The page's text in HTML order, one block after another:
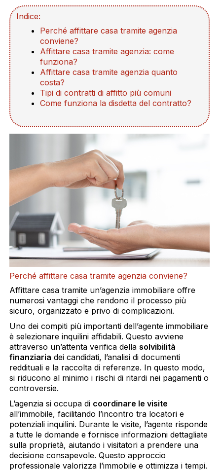
Indice:
Perché affittare casa tramite agenzia
conviene?
Affittare casa tramite agenzia: come
funziona?
Affittare casa tramite agenzia quanto
costa?
Tipi di contratti di affitto più comuni
Come funziona la disdetta del contratto?
Perché affittare casa tramite agenzia conviene?
Affittare casa tramite un’agenzia immobiliare offre
numerosi vantaggi che rendono il processo più
sicuro, organizzato e privo di complicazioni.
Uno dei compiti più importanti dell’agente immobiliare
è selezionare inquilini affidabili. Questo avviene
attraverso un’attenta verifica della solvibilità
finanziaria dei candidati, l’analisi di documenti
reddituali e la raccolta di referenze. In questo modo,
si riducono al minimo i rischi di ritardi nei pagamenti o
controversie.
L’agenzia si occupa di coordinare le visite
all’immobile, facilitando l’incontro tra locatori e
potenziali inquilini. Durante le visite, l’agente risponde
a tutte le domande e fornisce informazioni dettagliate
sulla proprietà, aiutando i visitatori a prendere una
decisione consapevole. Questo approccio
professionale valorizza l’immobile e ottimizza i tempi.